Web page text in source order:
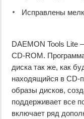
Исправлены
DAEMON Tools Lite
CD-ROM.
диска так же, как
находящийся в CD-
образы дисков,
поддерживает все
включает ряд